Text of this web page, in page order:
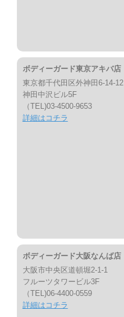
ボディーガード東京アキバ店
東京都千代田区外神田6-14-12
神田中沢ビル5F
（TEL)03-4500-9653
詳細はコチラ
ボディーガード大阪なんば店
大阪市中央区道頓堀2-1-1
フルーツタワービル3F
（TEL)06-4400-0559
詳細はコチラ